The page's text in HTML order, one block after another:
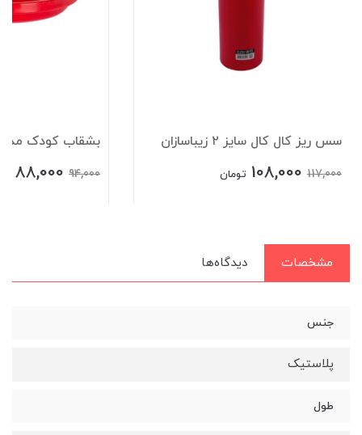
سس ریز کال کال سایز ۲ زیباسازان
117,000
108,000 تومان
بشقاب کودک مدل
94,000
88,000
مشخصات دیدگاه‌ها
جنس
پلاستیک
طول